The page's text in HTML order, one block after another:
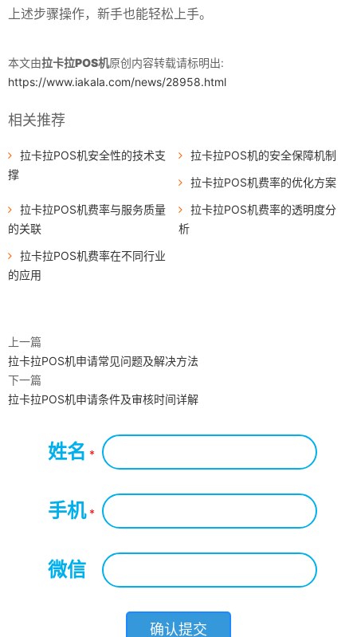
上述步骤操作，新手也能轻松上手。
本文由拉卡拉POS机原创内容转载请标明出:
https://www.iakala.com/news/28958.html
相关推荐
拉卡拉POS机安全性的技术支
撑
拉卡拉POS机的安全保障机制
拉卡拉POS机费率的优化方案
拉卡拉POS机费率与服务质量
的关联
拉卡拉POS机费率的透明度分
析
拉卡拉POS机费率在不同行业
的应用
上一篇
拉卡拉POS机申请常见问题及解决方法
下一篇
拉卡拉POS机申请条件及审核时间详解
姓名 *
手机*
微信